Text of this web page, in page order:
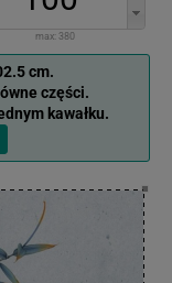
max: 380
cm.
części.
kawałku.